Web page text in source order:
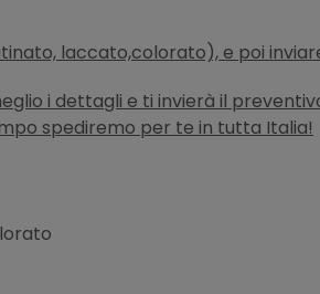
laccato,colorato), e poi
i dettagli e ti invierà il
spediremo per te in tutta Italia!